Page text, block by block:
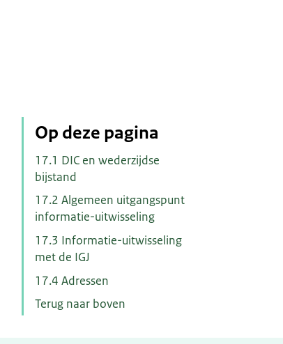
Op deze pagina
17.1 DIC en wederzijdse
bijstand
17.2 Algemeen uitgangspunt
informatie-uitwisseling
17.3 Informatie-uitwisseling
met de IGJ
17.4 Adressen
Terug naar boven